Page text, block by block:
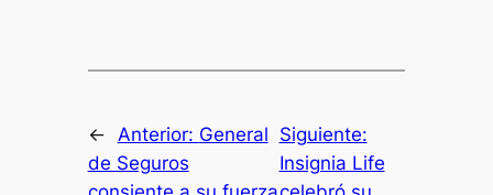
← Anterior: General
de Seguros
Siguiente:
Insignia Life